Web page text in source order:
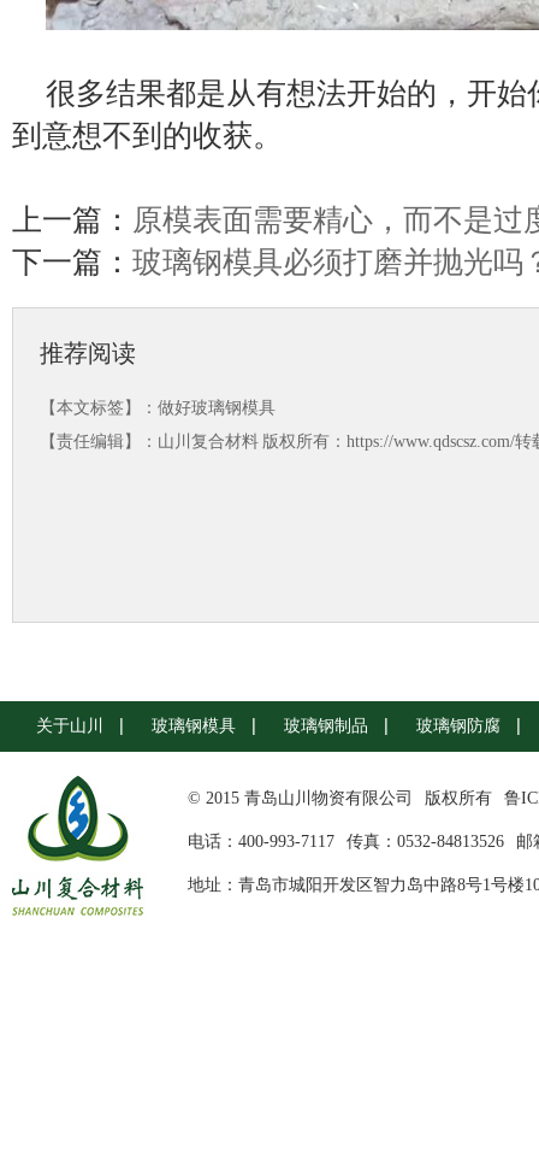
很多结果都是从有想法开始的，开
到意想不到的收获。
上一篇： 原模表面需要精心，而不是过
下一篇： 玻璃钢模具必须打磨并抛光吗
推荐阅读
【本文标签】： 做好玻璃钢模具
【责任编辑】： 山川复合材料 版权所有：https://www.qdscsz.com/
关于山川 玻璃钢模具 玻璃钢制品 玻璃钢防腐
© 2015 青岛山川物资有限公司 版权所有 鲁
电话：400-993-7117 传真：0532-84813526 邮
地址：青岛市城阳开发区智力岛中路8号1号楼